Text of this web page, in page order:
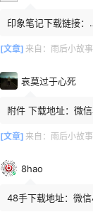
印象笔记下载链接：
[文章] 来自： 雨后小故事
哀莫过于心死
附件 下载地址：微
或保存下方二维码微
[文章] 来自： 雨后小故事
8hao
48手下载地址：微